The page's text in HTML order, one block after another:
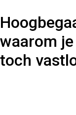
waarom
toch